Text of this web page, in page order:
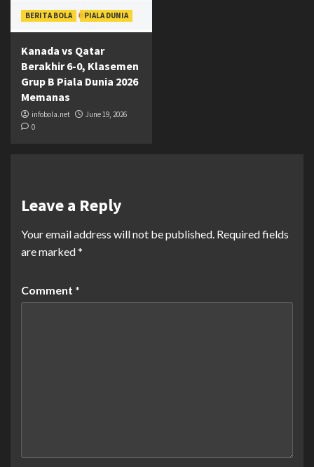
BERITA BOLA PIALA DUNIA
Kanada vs Qatar
Berakhir 6-0, Klasemen
Grup B Piala Dunia 2026
Memanas
infobola.net
June 19, 2026
0
Leave a Reply
Your email address will not be published. Required fields
are marked*
Comment *